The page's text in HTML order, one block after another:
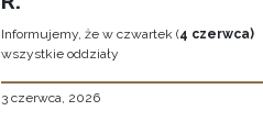
Informujemy, że w czwartek (4 czerwca)
wszystkie oddziały
3 czerwca, 2026